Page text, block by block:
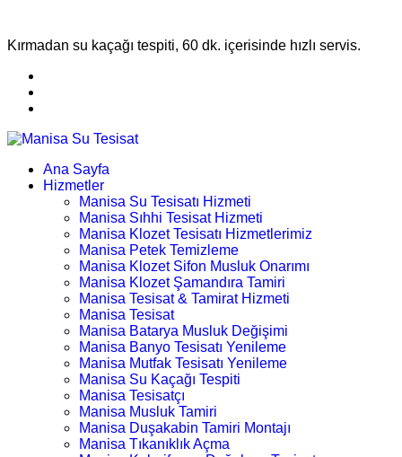
Kırmadan su kaçağı tespiti, 60 dk. içerisinde hızlı servis.
Ana Sayfa
Hizmetler
Manisa Su Tesisatı Hizmeti
Manisa Sıhhi Tesisat Hizmeti
Manisa Klozet Tesisatı Hizmetlerimiz
Manisa Petek Temizleme
Manisa Klozet Sifon Musluk Onarımı
Manisa Klozet Şamandıra Tamiri
Manisa Tesisat & Tamirat Hizmeti
Manisa Tesisat
Manisa Batarya Musluk Değişimi
Manisa Banyo Tesisatı Yenileme
Manisa Mutfak Tesisatı Yenileme
Manisa Su Kaçağı Tespiti
Manisa Tesisatçı
Manisa Musluk Tamiri
Manisa Duşakabin Tamiri Montajı
Manisa Tıkanıklık Açma